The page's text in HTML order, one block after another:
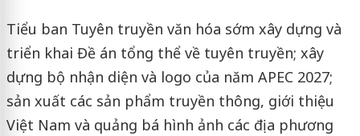
Tiểu ban Tuyên truyền văn hóa sớm xây dựng và
triển khai Đề án tổng thể về tuyên truyền; xây
dựng bộ nhận diện và logo của năm APEC 2027;
sản xuất các sản phẩm truyền thông, giới thiệu
Việt Nam và quảng bá hình ảnh các địa phương